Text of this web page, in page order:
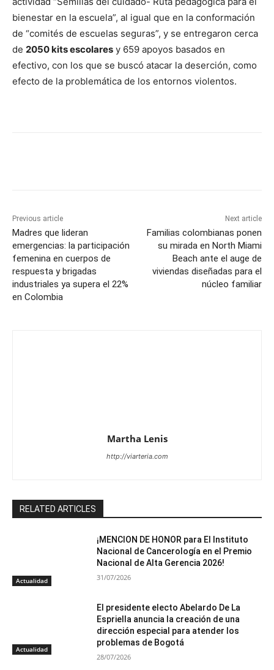
bienestar en la escuela”, al igual que en la conformación
de “comités de escuelas seguras”, y se entregaron cerca
de 2050 kits escolares y 659 apoyos basados en
efectivo, con los que se buscó atacar la deserción, como
efecto de la problemática de los entornos violentos.
Previous article
Madres que lideran
emergencias: la participación
femenina en cuerpos de
respuesta y brigadas
industriales ya supera el 22%
en Colombia
Next article
Familias colombianas ponen
su mirada en North Miami
Beach ante el auge de
viviendas diseñadas para el
núcleo familiar
Martha Lenis
http://viarteria.com
RELATED ARTICLES
Actualidad
¡MENCION DE HONOR para El Instituto
Nacional de Cancerología en el Premio
Nacional de Alta Gerencia 2026!
31/07/2026
Actualidad
El presidente electo Abelardo De La
Espriella anuncia la creación de una
dirección especial para atender los
problemas de Bogotá
28/07/2026